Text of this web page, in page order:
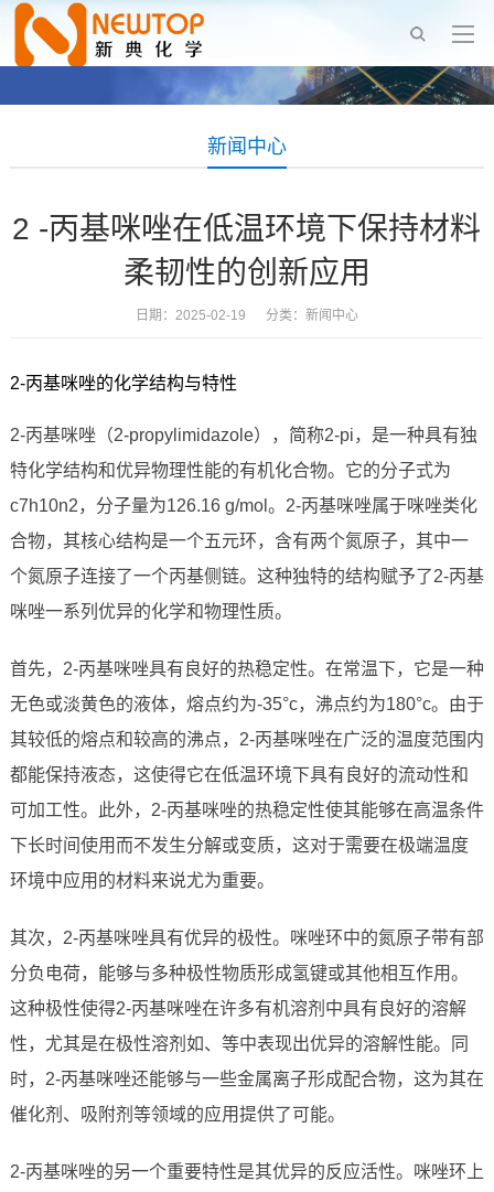
新闻中心
2 -丙基咪唑在低温环境下保持材料
柔韧性的创新应用
日期：2025-02-19 分类： 新闻中心
2-丙基咪唑的化学结构与特性
2-丙基咪唑（2-propylimidazole），简称2-pi，是一种具有独
特化学结构和优异物理性能的有机化合物。它的分子式为
c7h10n2，分子量为126.16 g/mol。2-丙基咪唑属于咪唑类化
合物，其核心结构是一个五元环，含有两个氮原子，其中一
个氮原子连接了一个丙基侧链。这种独特的结构赋予了2-丙基
咪唑一系列优异的化学和物理性质。
首先，2-丙基咪唑具有良好的热稳定性。在常温下，它是一种
无色或淡黄色的液体，熔点约为-35°c，沸点约为180°c。由于
其较低的熔点和较高的沸点，2-丙基咪唑在广泛的温度范围内
都能保持液态，这使得它在低温环境下具有良好的流动性和
可加工性。此外，2-丙基咪唑的热稳定性使其能够在高温条件
下长时间使用而不发生分解或变质，这对于需要在极端温度
环境中应用的材料来说尤为重要。
其次，2-丙基咪唑具有优异的极性。咪唑环中的氮原子带有部
分负电荷，能够与多种极性物质形成氢键或其他相互作用。
这种极性使得2-丙基咪唑在许多有机溶剂中具有良好的溶解
性，尤其是在极性溶剂如、等中表现出优异的溶解性能。同
时，2-丙基咪唑还能够与一些金属离子形成配合物，这为其在
催化剂、吸附剂等领域的应用提供了可能。
2-丙基咪唑的另一个重要特性是其优异的反应活性。咪唑环上